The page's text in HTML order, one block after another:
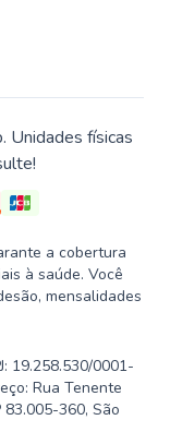
Unidades físicas
a cobertura
à saúde. Você
mensalidades
19.258.530/0001-
Rua Tenente
83.005-360, São